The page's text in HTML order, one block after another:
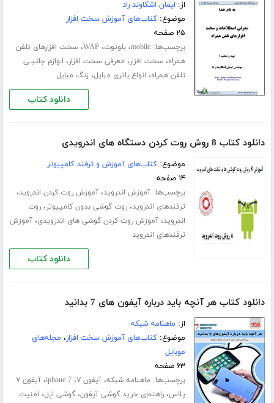
از: ایمان اشکاوند راد
موضوع:کتاب‌های آموزش سخت افزار
۲۵ صفحه
برچسب‌ها:mobile،بلوتوث، WAP، سخت افزارهای تلفن
همراه، سخت افزار، معرفی سخت افزار، لـوازم جانـبــی
تلفن همراه، انواع باتری مبایل، زنگ مبایل
دانلود کتاب
دانلود کتاب 8 روش روت کردن دستگاه های اندرویدی
موضوع:کتاب‌های آموزش و ترفند کامپیوتر
۱۴ صفحه
برچسب‌ها:آموزش اندروید،آموزش روت کردن اندروید،
ترفندهای اندروید،روت گوشی بدون کامپیوتر،روت
اندروید،آموزش روت کردن گوشی های اندرویدی،آموزش
ترفندهای اندروید
دانلود کتاب
دانلود کتاب هر آنچه باید درباره آیفون های 7 بدانید
از: ماهنامه شبکه
موضوع:کتاب‌های آموزش سخت افزار، مجله‌های
موبایل
۶۳ صفحه
برچسب‌ها: ماهنامه شبکه،آیفون ۷ ،iphone 7،
آیفون ۷
پلاس،راهنمای خرید گوشی آیفون،گوشی اپل، امنیت